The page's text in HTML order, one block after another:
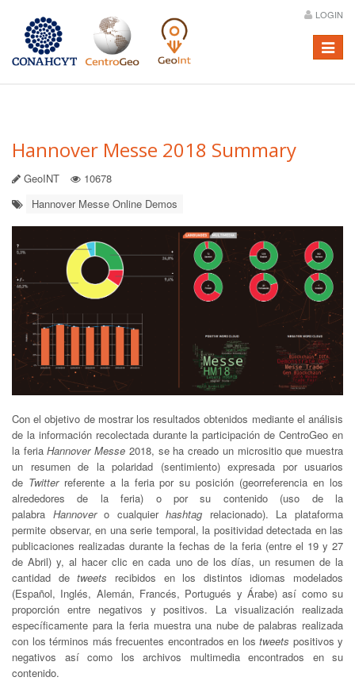
LOGIN
Menú
Hannover Messe 2018 Summary
GeoINT
10678
Hannover Messe Online Demos
Con el objetivo de mostrar los resultados obtenidos mediante el análisis
de la información recolectada durante la participación de CentroGeo en
la feriaHannover Messe 2018, se ha creado un micrositio que muestra
un resumen de la polaridad (sentimiento) expresada por usuarios
de Twitterreferente a la feria por su posición (georreferencia en los
alrededores de la feria) o por su contenido (uso de la
palabra Hannovero cualquierhashtag relacionado). La plataforma
permite observar, en una serie temporal, la positividad detectada en las
publicaciones realizadas durante la fechas de la feria (entre el 19 y 27
de Abril) y, al hacer clic en cada uno de los días, un resumen de la
cantidad detweets recibidos en los distintos idiomas modelados
(Español, Inglés, Alemán, Francés, Portugués y Árabe) así como su
proporción entre negativos y positivos. La visualización realizada
específicamente para la feria muestra una nube de palabras realizada
con los términos más frecuentes encontrados en los tweets positivos y
negativos así como los archivos multimedia encontrados en su
contenido.